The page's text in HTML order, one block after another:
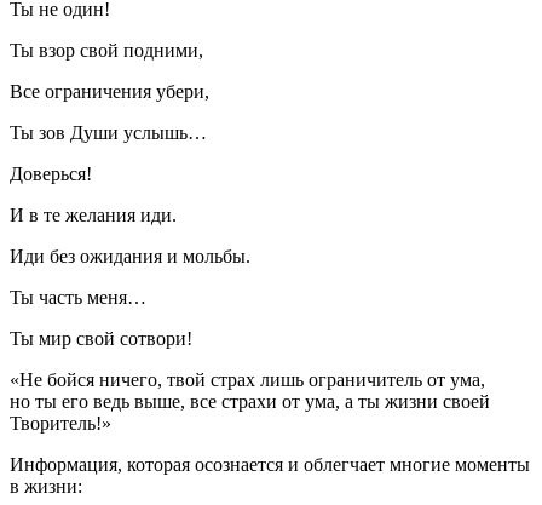
Ты не один!
Ты взор свой подними,
Все ограничения убери,
Ты зов Души услышь…
Доверься!
И в те желания иди.
Иди без ожидания и мольбы.
Ты часть меня…
Ты мир свой сотвори!
«Не бойся ничего, твой страх лишь ограничитель от ума,
но ты его ведь выше, все страхи от ума, а ты жизни своей
Творитель!»
Информация, которая осознается и облегчает многие моменты
в жизни: